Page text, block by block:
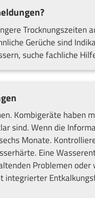
Trocknungszeiten
Gerüche sind
suche fachliche
Kombigeräte haben
sind. Wenn die
Monate.
Eine
Problemen